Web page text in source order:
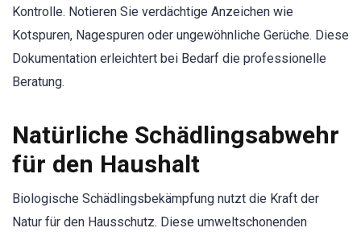
Kontrolle. Notieren Sie verdächtige Anzeichen wie
Kotspuren, Nagespuren oder ungewöhnliche Gerüche. Diese
Dokumentation erleichtert bei Bedarf die professionelle
Beratung.
Natürliche Schädlingsabwehr
für den Haushalt
Biologische Schädlingsbekämpfung nutzt die Kraft der
Natur für den Hausschutz. Diese umweltschonenden